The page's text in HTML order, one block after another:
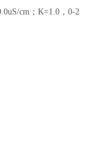
cm；K=1.0，0-2